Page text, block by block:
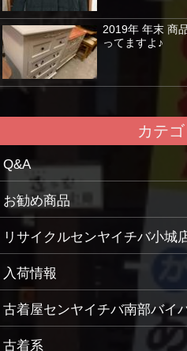
2019年 年末 商
ってますよ♪
カテ
Q&A
お勧め商品
リサイクルセンヤイチバ小城
入荷情報
古着屋センヤイチバ南部バイ
古着系